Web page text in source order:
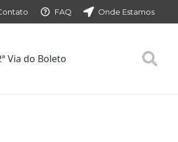
FAQ Onde Estamos
Via do Boleto